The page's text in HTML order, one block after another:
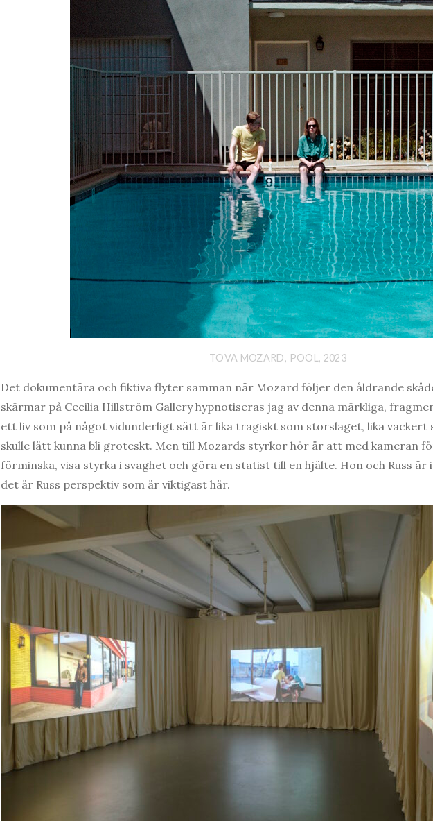
TOVA MOZARD, POOL, 2023
Det dokumentära och fiktiva flyter samman när Mozard följer den åldrande
skärmar på Cecilia Hillström Gallery hypnotiseras jag av denna märkliga,
ett liv som på något vidunderligt sätt är lika tragiskt som storslaget, lika vackert
skulle lätt kunna bli groteskt. Men till Mozards styrkor hör är att med kameran
förminska, visa styrka i svaghet och göra en statist till en hjälte. Hon och Russ är
det är Russ perspektiv som är viktigast här.